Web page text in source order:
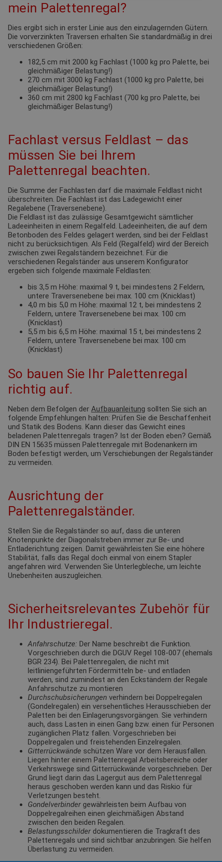
mein Palettenregal?
Dies ergibt sich in erster Linie aus den einzulagernden Gütern.
Die vorverzinkten Traversen erhalten Sie standardmäßig in drei
verschiedenen Größen:
182,5 cm mit 2000 kg Fachlast (1000 kg pro Palette, bei
gleichmäßiger Belastung!)
270 cm mit 3000 kg Fachlast (1000 kg pro Palette, bei
gleichmäßiger Belastung!)
360 cm mit 2800 kg Fachlast (700 kg pro Palette, bei
gleichmäßiger Belastung!)
Fachlast versus Feldlast – das
müssen Sie bei Ihrem
Palettenregal beachten.
Die Summe der Fachlasten darf die maximale Feldlast nicht
überschreiten. Die Fachlast ist das Ladegewicht einer
Regalebene (Traversenebene).
Die Feldlast ist das zulässige Gesamtgewicht sämtlicher
Ladeeinheiten in einem Regalfeld. Ladeeinheiten, die auf dem
Betonboden des Feldes gelagert werden, sind bei der Feldlast
nicht zu berücksichtigen. Als Feld (Regalfeld) wird der Bereich
zwischen zwei Regalständern bezeichnet. Für die
verschiedenen Regalständer aus unserem Konfigurator
ergeben sich folgende maximale Feldlasten:
bis 3,5 m Höhe: maximal 9 t, bei mindestens 2 Feldern,
untere Traversenebene bei max. 100 cm (Knicklast)
4,0 m bis 5,0 m Höhe: maximal 12 t, bei mindestens 2
Feldern, untere Traversenebene bei max. 100 cm
(Knicklast)
5,5 m bis 6,5 m Höhe: maximal 15 t, bei mindestens 2
Feldern, untere Traversenebene bei max. 100 cm
(Knicklast)
So bauen Sie Ihr Palettenregal
richtig auf.
Neben dem Befolgen der Aufbauanleitung sollten Sie sich an
folgende Empfehlungen halten: Prüfen Sie die Beschaffenheit
und Statik des Bodens. Kann dieser das Gewicht eines
beladenen Palettenregals tragen? Ist der Boden eben? Gemäß
DIN EN 15635 müssen Palettenregale mit Bodenankern im
Boden befestigt werden, um Verschiebungen der Regalständer
zu vermeiden.
Ausrichtung der
Palettenregalständer.
Stellen Sie die Regalständer so auf, dass die unteren
Knotenpunkte der Diagonalstreben immer zur Be- und
Entladerichtung zeigen. Damit gewährleisten Sie eine höhere
Stabilität, falls das Regal doch einmal von einem Stapler
angefahren wird. Verwenden Sie Unterlegbleche, um leichte
Unebenheiten auszugleichen.
Sicherheitsrelevantes Zubehör für
Ihr Industrieregal.
Anfahrschutze: Der Name beschreibt die Funktion.
Vorgeschrieben durch die DGUV Regel 108-007 (ehemals
BGR 234). Bei Palettenregalen, die nicht mit
leitliniengeführten Fördermitteln be- und entladen
werden, sind zumindest an den Eckständern der Regale
Anfahrschutze zu montieren
Durchschubsicherungen verhindern bei Doppelregalen
(Gondelregalen) ein versehentliches Herausschieben der
Paletten bei den Einlagerungsvorgängen. Sie verhindern
auch, dass Lasten in einen Gang bzw. einen für Personen
zugänglichen Platz fallen. Vorgeschrieben bei
Doppelregalen und freistehenden Einzelregalen.
Gitterrückwände schützen Ware vor dem Herausfallen.
Liegen hinter einem Palettenregal Arbeitsbereiche oder
Verkehrswege sind Gitterrückwände vorgeschrieben. Der
Grund liegt darin das Lagergut aus dem Palettenregal
heraus geschoben werden kann und das Riskio für
Verletzungen besteht.
Gondelverbinder gewährleisten beim Aufbau von
Doppelregalreihen einen gleichmäßigen Abstand
zwischen den beiden Regalen.
Belastungsschilder dokumentieren die Tragkraft des
Palettenregals und sind sichtbar anzubringen. Sie helfen
Überlastung zu vermeiden.